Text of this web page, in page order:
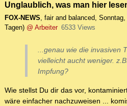
Unglaublich, was man hier
FOX-NEWS, fair and balanced, Sonntag,
Tagen) @ Arbeiter 6533 Views
...genau wie die invasiven
vielleicht aucht weniger.
Impfung?
Wie stellst Du dir das vor,
wäre einfacher nachzuweisen ...